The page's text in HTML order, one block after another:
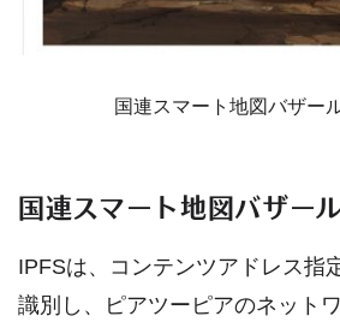
国連スマート地図バザー
国連スマート地図バザー
IPFSは、コンテンツアドレス指
識別し、ピアツーピアのネット